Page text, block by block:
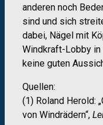
anderen noch
sind und sich
dabei, Nägel mit
Windkraft-Lobby
keine guten
Quellen:
(1) Roland Herold:
von Windrädern“,